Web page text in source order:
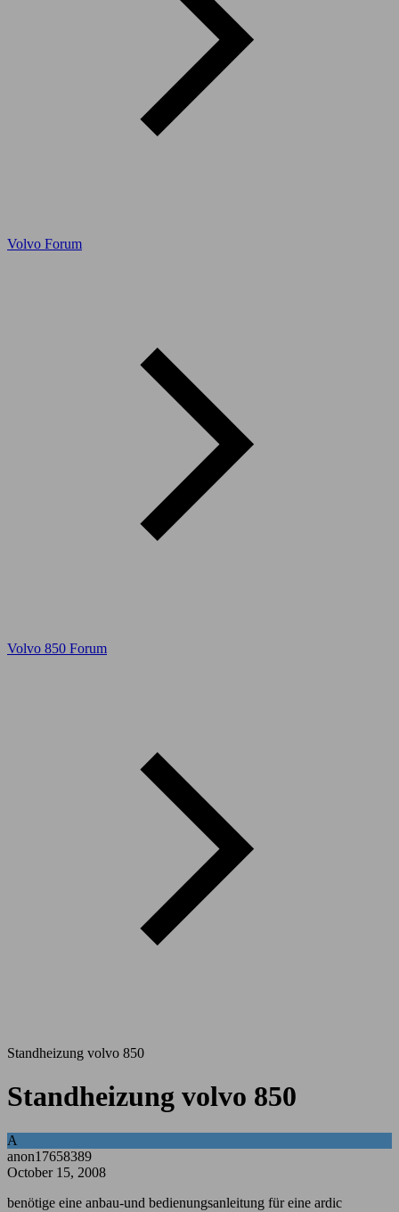
Volvo Forum
Volvo 850 Forum
Standheizung volvo 850
Standheizung volvo 850
A
anon17658389
October 15, 2008
benötige eine anbau-und bedienungsanleitung für eine ardic